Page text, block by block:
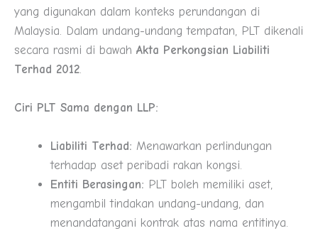
yang digunakan dalam konteks perundangan di
Malaysia. Dalam undang-undang tempatan, PLT dikenali
secara rasmi di bawah Akta Perkongsian Liabiliti
Terhad 2012.
Ciri PLT Sama dengan LLP:
Liabiliti Terhad: Menawarkan perlindungan
terhadap aset peribadi rakan kongsi.
Entiti Berasingan: PLT boleh memiliki aset,
mengambil tindakan undang-undang, dan
menandatangani kontrak atas nama entitinya.